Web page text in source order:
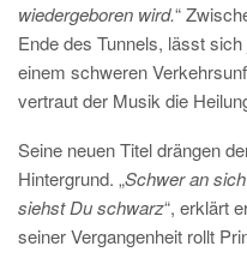
wiedergeboren wird.“
Ende des Tunnels, lässt
einem schweren
vertraut der Musik die
Seine neuen Titel drängen
Hintergrund. „Schwer an
siehst Du schwarz“, erklärt
seiner Vergangenheit rollt